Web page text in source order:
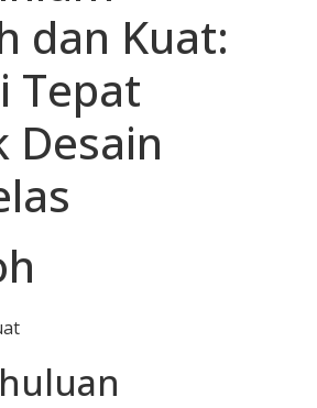
dan Kuat:
Tepat
Desain